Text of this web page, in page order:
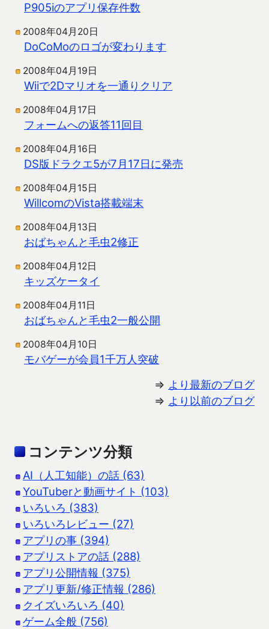
P905iのアプリ保存件数
2008年04月20日
DoCoMoのロゴが変わります
2008年04月19日
Wiiで2Dマリオを一通りクリア
2008年04月17日
フォームへの返答11回目
2008年04月16日
DS版ドラクエ5が7月17日に発売
2008年04月15日
WillcomのVista搭載端末
2008年04月13日
おばちゃんと毛虫2修正
2008年04月12日
キッズケータイ
2008年04月11日
おばちゃんと毛虫2一般公開
2008年04月10日
モバゲーが会員1千万人突破
⇒ より最新のブログ
⇒ より以前のブログ
コンテンツ分類
AI（人工知能）の話 (63)
YouTuberと動画サイト (103)
いろいろ (383)
いろいろレビュー (27)
アプリの事 (394)
アプリストアの話 (288)
アプリ公開情報 (375)
アプリ更新/修正情報 (286)
クイズいろいろ (40)
ゲーム全般 (756)